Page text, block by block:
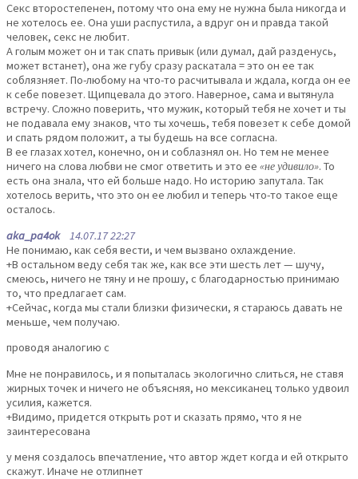
Секс второстепенен, потому что она ему не нужна была никогда и
не хотелось ее. Она уши распустила, а вдруг он и правда такой
человек, секс не любит.
А голым может он и так спать привык (или думал, дай разденусь,
может встанет), она же губу сразу раскатала = это он ее так
соблязняет. По-любому на что-то расчитывала и ждала, когда он ее
к себе повезет. Щипцевала до этого. Наверное, сама и вытянула
встречу. Сложно поверить, что мужик, который тебя не хочет и ты
не подавала ему знаков, что ты хочешь, тебя повезет к себе домой
и спать рядом положит, а ты будешь на все согласна.
В ее глазах хотел, конечно, он и соблазнял он. Но тем не менее
ничего на слова любви не смог ответить и это ее «не удивило». То
есть она знала, что ей больше надо. Но историю запутала. Так
хотелось верить, что это он ее любил и теперь что-то такое еще
осталось.
aka_pa4ok14.07.17 22:27
Не понимаю, как себя вести, и чем вызвано охлаждение.
+В остальном веду себя так же, как все эти шесть лет — шучу,
смеюсь, ничего не тяну и не прошу, с благодарностью принимаю
то, что предлагает сам.
+Сейчас, когда мы стали близки физически, я стараюсь давать не
меньше, чем получаю.
проводя аналогию с
Мне не понравилось, и я попыталась экологично слиться, не ставя
жирных точек и ничего не объясняя, но мексиканец только удвоил
усилия, кажется.
+Видимо, придется открыть рот и сказать прямо, что я не
заинтересована
у меня создалось впечатление, что автор ждет когда и ей открыто
скажут. Иначе не отлипнет